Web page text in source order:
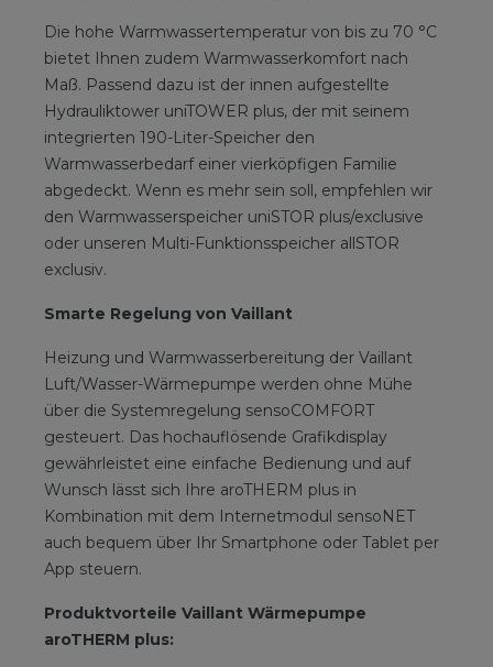
Die hohe Warmwassertemperatur von bis zu 70 °C
bietet Ihnen zudem Warmwasserkomfort nach
Maß. Passend dazu ist der innen aufgestellte
Hydrauliktower uniTOWER plus, der mit seinem
integrierten 190-Liter-Speicher den
Warmwasserbedarf einer vierköpfigen Familie
abgedeckt. Wenn es mehr sein soll, empfehlen wir
den Warmwasserspeicher uniSTOR plus/exclusive
oder unseren Multi-Funktionsspeicher allSTOR
exclusiv.
Smarte Regelung von Vaillant
Heizung und Warmwasserbereitung der Vaillant
Luft/Wasser-Wärmepumpe werden ohne Mühe
über die Systemregelung sensoCOMFORT
gesteuert. Das hochauflösende Grafikdisplay
gewährleistet eine einfache Bedienung und auf
Wunsch lässt sich Ihre aroTHERM plus in
Kombination mit dem Internetmodul sensoNET
auch bequem über Ihr Smartphone oder Tablet per
App steuern.
Produktvorteile Vaillant Wärmepumpe
aroTHERM plus: